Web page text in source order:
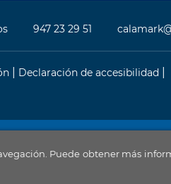
Puede obtener más
947 23 29 51
Declaración de accesibilidad